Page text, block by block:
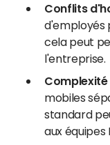
Conflits
d'employés
cela peut
l'entreprise.
mobiles
standard
aux équipes